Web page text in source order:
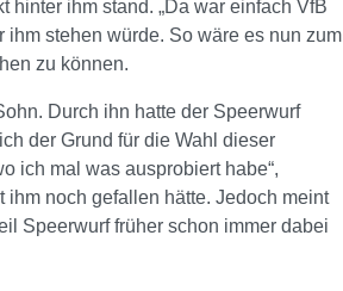
hinter ihm stand. „Da war einfach VfB
ihm stehen würde. So wäre es nun zum
zu können.
Durch ihn hatte der Speerwurf
der Grund für die Wahl dieser
ich mal was ausprobiert habe“,
noch gefallen hätte. Jedoch meint
Speerwurf früher schon immer dabei